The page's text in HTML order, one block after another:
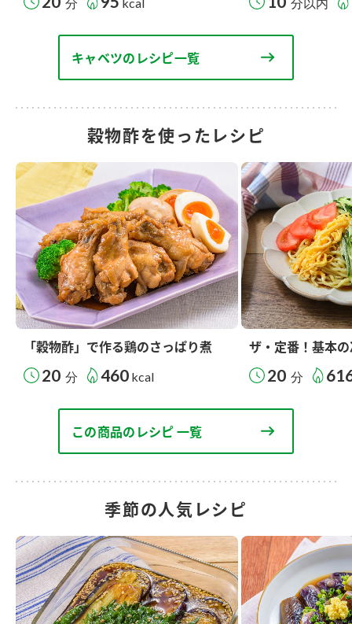
キャベツのレシピ一覧
穀物酢を使ったレシピ
「穀物酢」で作る鶏のさっぱり煮
20 分 460 kcal
ザ・定番！基本
20 分
この商品のレシピ 一覧
季節の人気レシピ